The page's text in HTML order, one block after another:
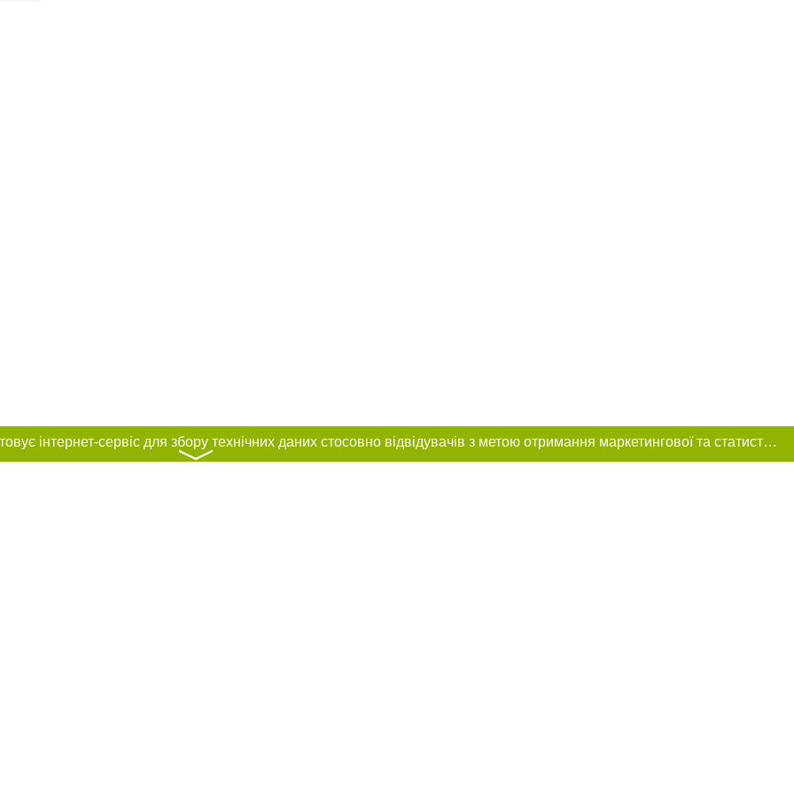
Цей сайт використовує «cookies». Також веб-сайт використовує інтернет-сервіс для збору технічних даних стосовно відвідувачів з метою отримання маркетингової та статистичної інформації. Умови обробки даних відвідувачів сайту див.
〉